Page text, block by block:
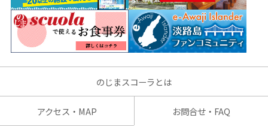
のじまスコーラとは
アクセス・MAP お問合せ・FAQ